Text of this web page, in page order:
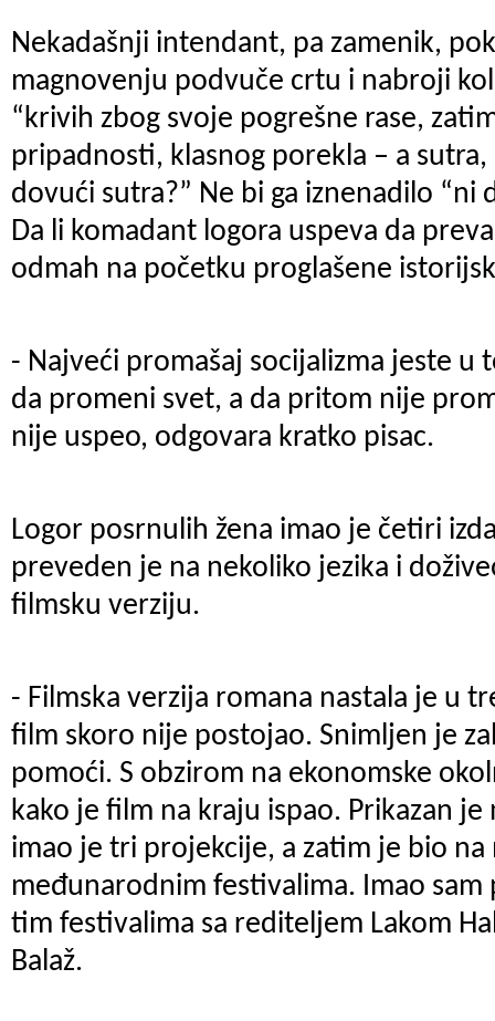
Nekadašnji intendant, pa zamenik,
magnovenju podvuče crtu i nabroji
“krivih zbog svoje pogrešne rase,
pripadnosti, klasnog porekla – a
dovući sutra?” Ne bi ga iznenadilo “ni
Da li komadant logora uspeva da
odmah na početku proglašene
- Najveći promašaj socijalizma jeste u
da promeni svet, a da pritom nije
nije uspeo, odgovara kratko pisac.
Logor posrnulih žena imao je četiri
preveden je na nekoliko jezika i
filmsku verziju.
- Filmska verzija romana nastala je u
film skoro nije postojao. Snimljen je
pomoći. S obzirom na ekonomske
kako je film na kraju ispao. Prikazan
imao je tri projekcije, a zatim je bio na
međunarodnim festivalima. Imao
tim festivalima sa rediteljem Lakom
Balaž.